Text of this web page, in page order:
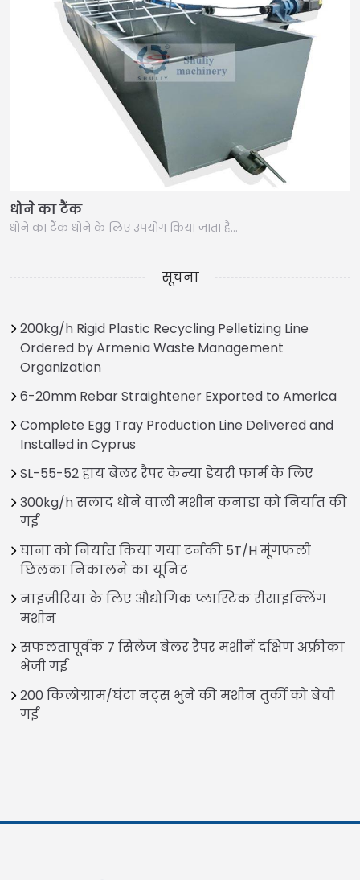
धोने का टैंक
धोने का टैंक धोने के लिए उपयोग किया जाता है…
सूचना
200kg/h Rigid Plastic Recycling Pelletizing Line
Ordered by Armenia Waste Management
Organization
6-20mm Rebar Straightener Exported to America
Complete Egg Tray Production Line Delivered and
Installed in Cyprus
SL-55-52 हाय बेलर रैपर केन्या डेयरी फार्म के लिए
300kg/h सलाद धोने वाली मशीन कनाडा को निर्यात की
गई
घाना को निर्यात किया गया टर्नकी 5T/H मूंगफली
छिलका निकालने का यूनिट
नाइजीरिया के लिए औद्योगिक प्लास्टिक रीसाइक्लिंग
मशीन
सफलतापूर्वक 7 सिलेज बेलर रैपर मशीनें दक्षिण अफ्रीका
भेजी गईं
200 किलोग्राम/घंटा नट्स भुने की मशीन तुर्की को बेची
गई